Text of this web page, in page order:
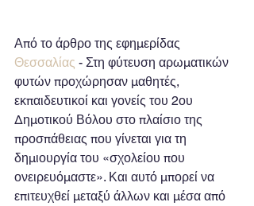
Από το άρθρο της εφημερίδας
Θεσσαλίας - Στη φύτευση αρωματικών
φυτών προχώρησαν μαθητές,
εκπαιδευτικοί και γονείς του 2ου
Δημοτικού Βόλου στο πλαίσιο της
προσπάθειας που γίνεται για τη
δημιουργία του «σχολείου που
ονειρευόμαστε». Και αυτό μπορεί να
επιτευχθεί μεταξύ άλλων και μέσα από